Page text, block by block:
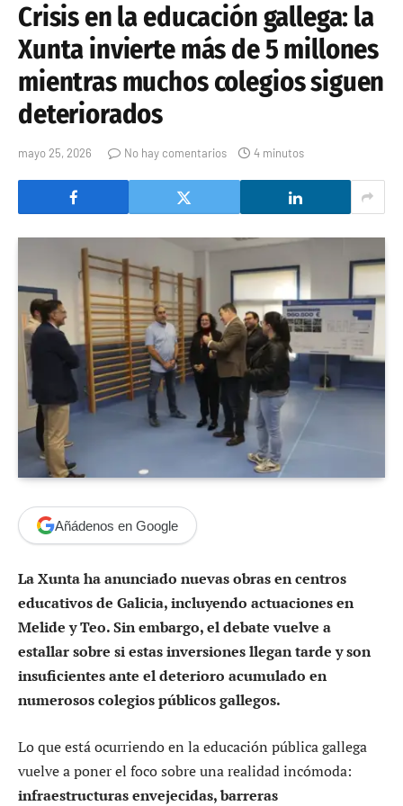
Crisis en la educación gallega: la
Xunta invierte más de 5 millones
mientras muchos colegios siguen
deteriorados
mayo 25, 2026 No hay comentarios 4 minutos
Añádenos en Google
La Xunta ha anunciado nuevas obras en centros
educativos de Galicia, incluyendo actuaciones en
Melide y Teo. Sin embargo, el debate vuelve a
estallar sobre si estas inversiones llegan tarde y son
insuficientes ante el deterioro acumulado en
numerosos colegios públicos gallegos.
Lo que está ocurriendo en la educación pública gallega
vuelve a poner el foco sobre una realidad incómoda:
infraestructuras envejecidas, barreras